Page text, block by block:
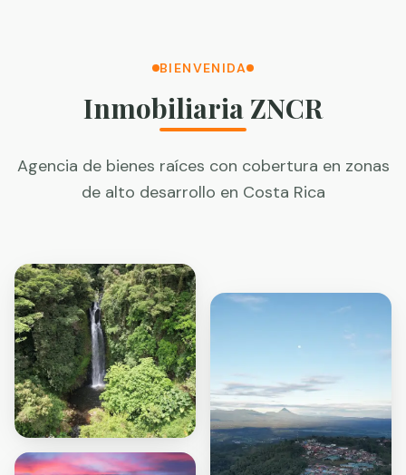
BIENVENIDA
Inmobiliaria ZNCR
Agencia de bienes raíces con cobertura en zonas
de alto desarrollo en Costa Rica